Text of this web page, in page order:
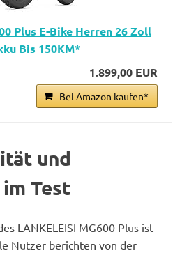
Plus E-Bike Herren 26 Zoll
Bis 150KM*
1.899,00 EUR
Bei Amazon kaufen*
und
Test
LANKELEISI MG600 Plus ist
Nutzer berichten von der